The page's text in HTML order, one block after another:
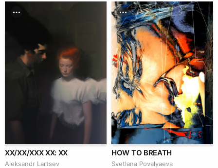
XX/XX/XXX XX: XX
Аleksandr Lartsev
HOW TO BREATH
Svetlana Povalyaeva